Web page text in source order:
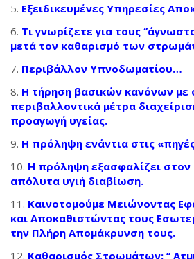
Εξειδικευμένες Υπηρεσίες
Τι γνωρίζετε για τους
μετά τον καθαρισμό των
Περιβάλλον Υπνοδωματίου…
Η τήρηση βασικών κανόνων
περιβαλλοντικά μέτρα
προαγωγή υγείας.
Η πρόληψη ενάντια στις
Η πρόληψη εξασφαλίζει στον
απόλυτα υγιή διαβίωση.
Καινοτομούμε Μειώνοντας
και Αποκαθιστώντας τους
την Πλήρη Απομάκρυνση τους.
Καθαρισμός Στρωμάτων: ‘‘